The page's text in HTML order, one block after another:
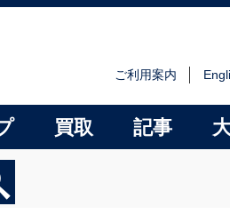
ご利用案内
買取 記事